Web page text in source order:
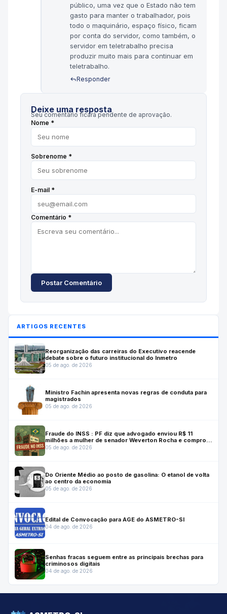
público, uma vez que o Estado não tem
gasto para manter o trabalhador, pois
todo o maquinário, espaço físico, ficam
por conta do servidor, como também, o
servidor em teletrabalho precisa
produzir muito mais para continuar em
teletrabalho.
Responder
Deixe uma resposta
Seu comentário ficará pendente de aprovação.
Nome *
Sobrenome *
E-mail *
Comentário *
Postar Comentário
ARTIGOS RECENTES
Reorganização das carreiras do Executivo reacende
debate sobre o futuro institucional do Inmetro
05 de ago. de 2026
Ministro Fachin apresenta novas regras de conduta para
magistrados
05 de ago. de 2026
Fraude do INSS : PF diz que advogado enviou R$ 11
milhões a mulher de senador Weverton Rocha e comprou
casa para ele
05 de ago. de 2026
Do Oriente Médio ao posto de gasolina: O etanol de volta
ao centro da economia
05 de ago. de 2026
Edital de Convocação para AGE do ASMETRO-SI
04 de ago. de 2026
Senhas fracas seguem entre as principais brechas para
criminosos digitais
04 de ago. de 2026